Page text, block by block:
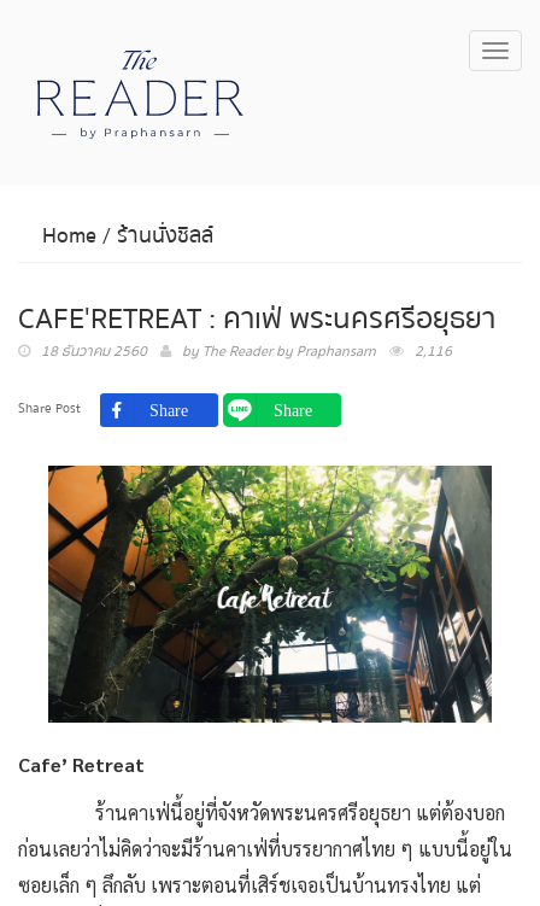
Home/ร้านนั่งชิลล์
CAFE'RETREAT : คาเฟ่ พระนครศรีอยุธยา
18 ธันวาคม 2560 by The Reader by Praphansarn 2,116
Share Post
Cafe’ Retreat
ร้านคาเฟ่นี้อยู่ที่จังหวัดพระนครศรีอยุธยา แต่ต้องบอก
ก่อนเลยว่าไม่คิดว่าจะมีร้านคาเฟ่ที่บรรยากาศไทย ๆ แบบนี้อยู่ใน
ซอยเล็ก ๆ ลึกลับ เพราะตอนที่เสิร์ชเจอเป็นบ้านทรงไทย แต่